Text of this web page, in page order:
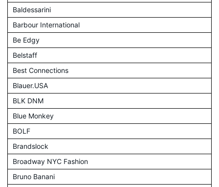
Baldessarini
Barbour International
Be Edgy
Belstaff
Best Connections
Blauer.USA
BLK DNM
Blue Monkey
BOLF
Brandslock
Broadway NYC Fashion
Bruno Banani